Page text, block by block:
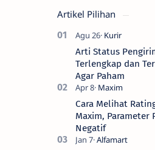
Artikel Pilihan
Arti Status
Terlengkap dan
Agar Paham
Cara Melihat
Maxim, Parameter
Negatif